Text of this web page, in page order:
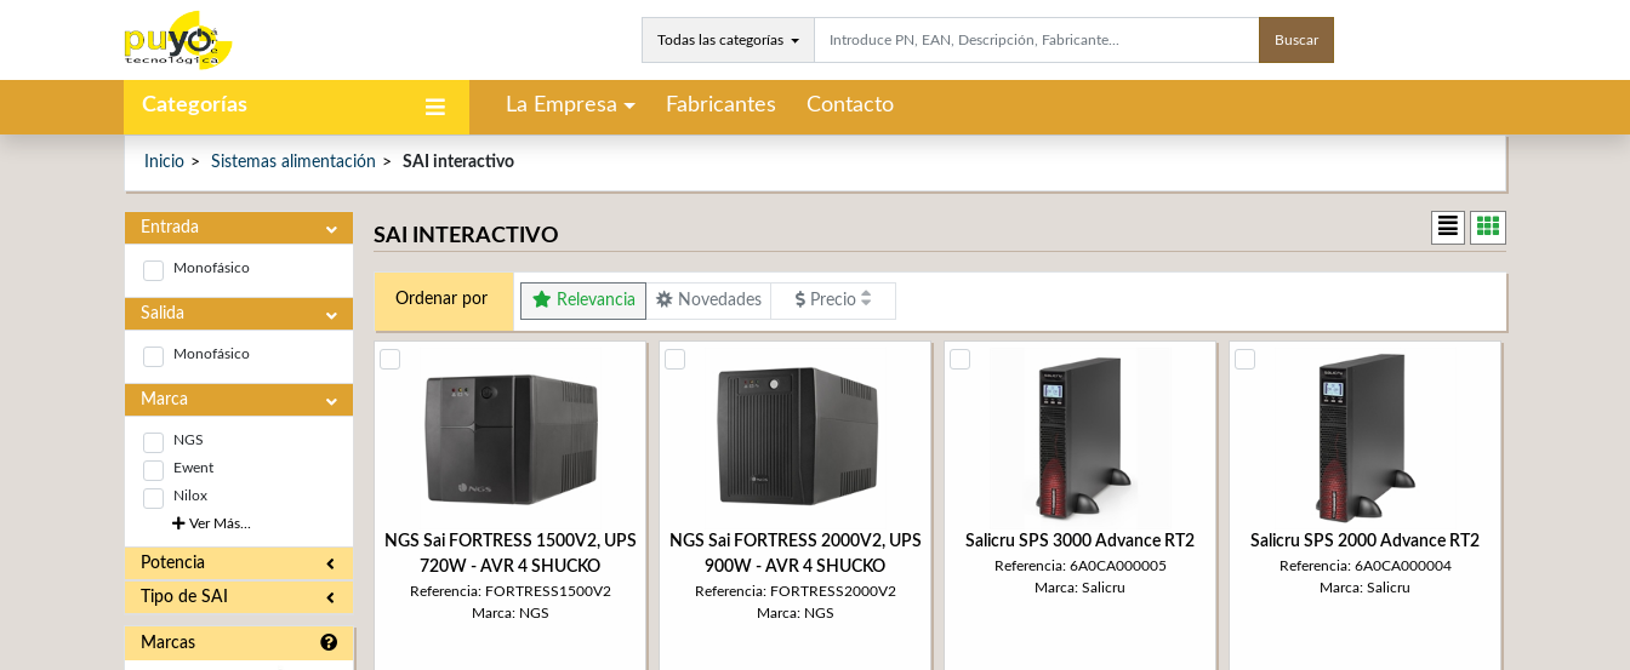
Todas las categorías Buscar
Categorías La Empresa Fabricantes Contacto
Inicio Sistemas alimentación SAI interactivo
Entrada
Monofásico
Salida
Monofásico
Marca
NGS
Ewent
Nilox
Ver Más...
Potencia
Tipo de SAI
Marcas
SAI INTERACTIVO
Ordenar por Relevancia Novedades Precio
NGS Sai FORTRESS 1500V2, UPS
720W - AVR 4 SHUCKO
Referencia: FORTRESS1500V2
Marca: NGS
NGS Sai FORTRESS 2000V2, UPS
900W - AVR 4 SHUCKO
Referencia: FORTRESS2000V2
Marca: NGS
Salicru SPS 3000 Advance RT2
Referencia: 6A0CA000005
Marca: Salicru
Salicru SPS 2000 Advance RT2
Referencia: 6A0CA000004
Marca: Salicru